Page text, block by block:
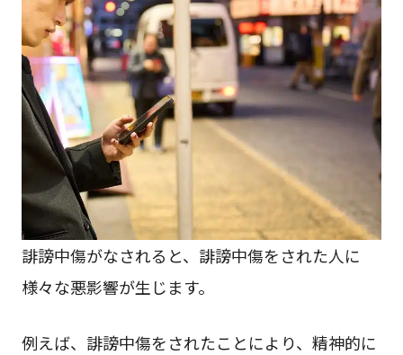
誹謗中傷がなされると、誹謗中傷をされた人に
様々な悪影響が生じます。
例えば、誹謗中傷をされたことにより、精神的に